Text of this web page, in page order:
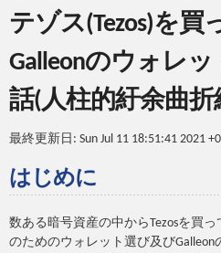
テゾス(Tezos)を買
Galleonのウォレ
話(人柱的紆余曲折
最終更新日: Sun Jul 11 18:51:41 2021
はじめに
数ある暗号資産の中からTezosを買
のためのウォレット選び及び